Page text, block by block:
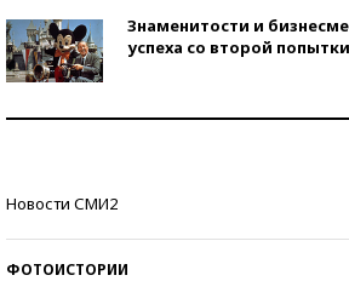
Знаменитости и
успеха со второй попытки
Новости СМИ2
ФОТОИСТОРИИ